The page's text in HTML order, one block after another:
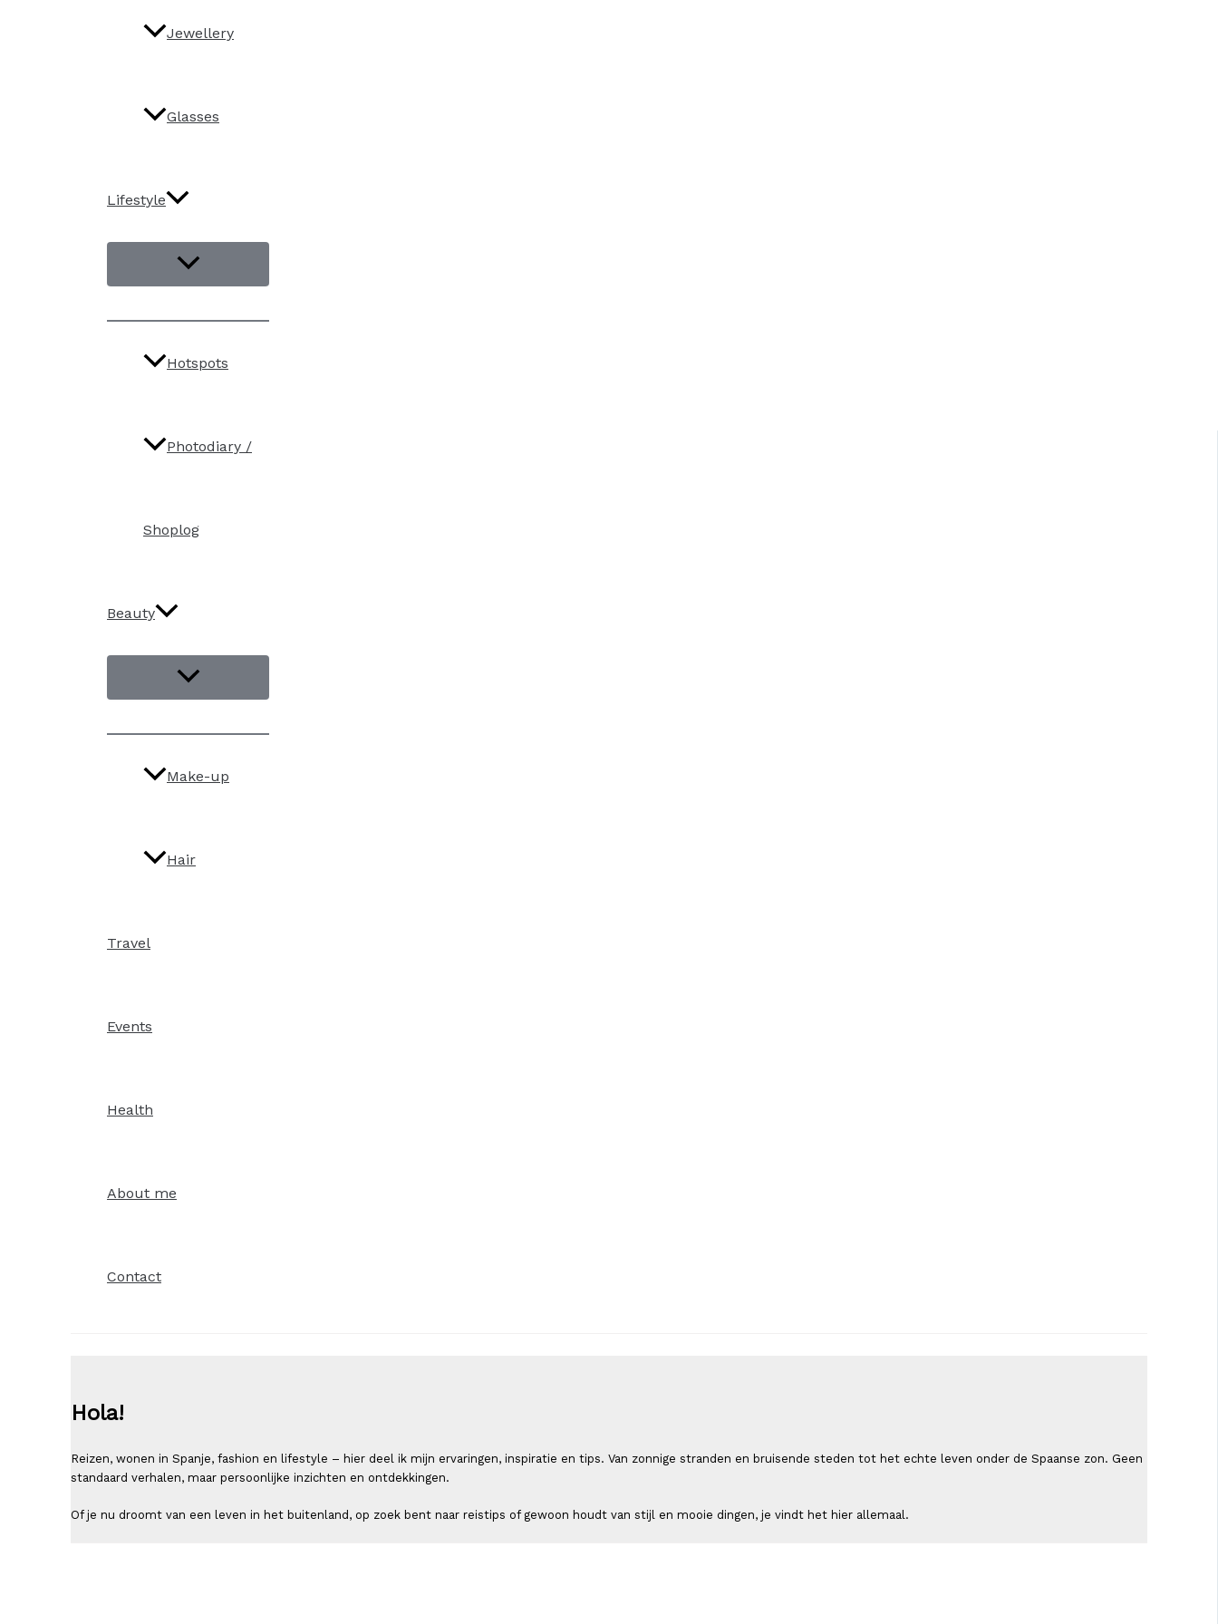
Jewellery
Glasses
Lifestyle
Hotspots
Photodiary /
Shoplog
Beauty
Make-up
Hair
Travel
Events
Health
About me
Contact
Hola!
Reizen, wonen in Spanje, fashion en lifestyle – hier deel ik mijn ervaringen, inspiratie en tips. Van zonnige stranden en bruisende steden tot het echte leven onder de Spaanse zon. Geen
standaard verhalen, maar persoonlijke inzichten en ontdekkingen.
Of je nu droomt van een leven in het buitenland, op zoek bent naar reistips of gewoon houdt van stijl en mooie dingen, je vindt het hier allemaal.